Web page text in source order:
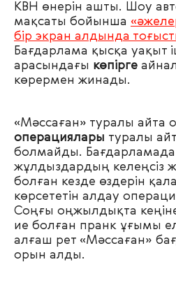
КВН өнерін ашты. Шоу
мақсаты бойынша
бір экран алдында
Бағдарлама қысқа уақыт
арасындағы көпірге
көрермен жинады.
«Мәссаған» туралы айта
операциялары туралы
болмайды.
жұлдыздардың келеңсіз
болған кезде өздерін
көрсететін алдау
Соңғы оңжылдықта
ие болған пранк ұғымы
алғаш рет «Мәссаған»
орын алды.